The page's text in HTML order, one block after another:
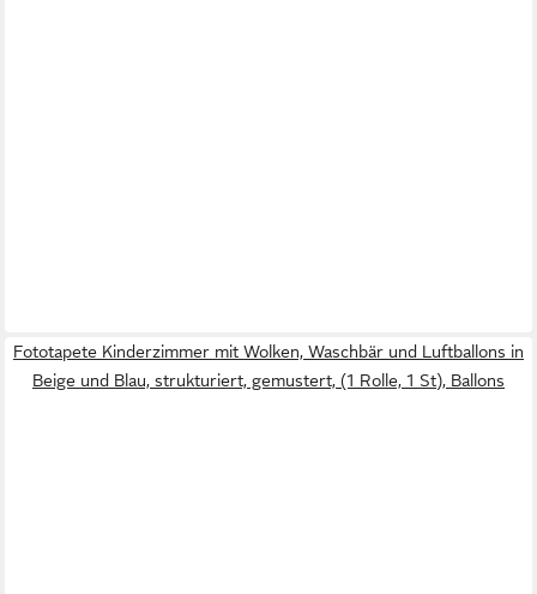
Fototapete Kinderzimmer mit Wolken, Waschbär und Luftballons in
Beige und Blau, strukturiert, gemustert, (1 Rolle, 1 St), Ballons